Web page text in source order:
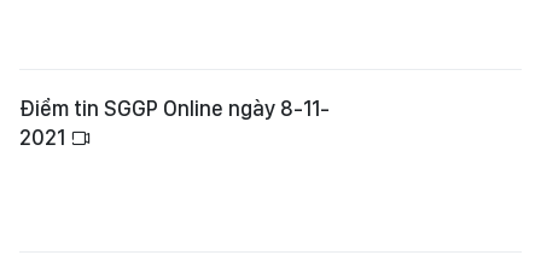
Điểm tin SGGP Online ngày 8-11-
2021